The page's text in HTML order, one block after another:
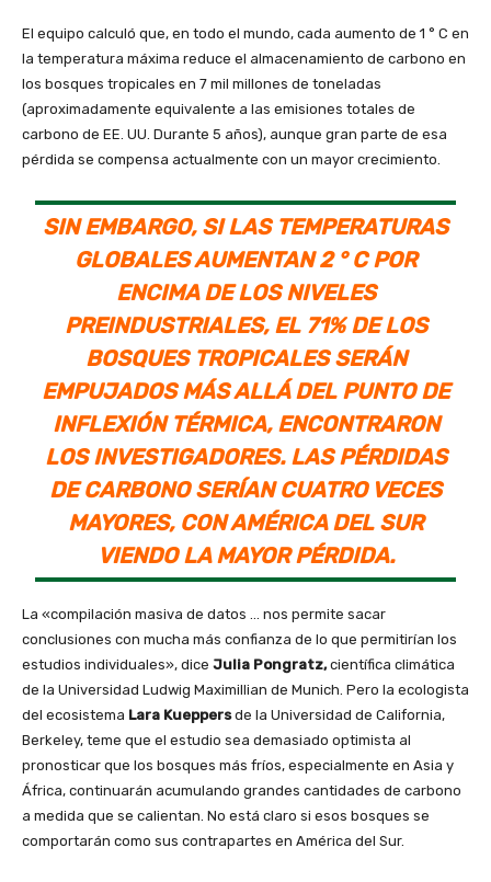
El equipo calculó que, en todo el mundo, cada aumento de 1 ° C en
la temperatura máxima reduce el almacenamiento de carbono en
los bosques tropicales en 7 mil millones de toneladas
(aproximadamente equivalente a las emisiones totales de
carbono de EE. UU. Durante 5 años), aunque gran parte de esa
pérdida se compensa actualmente con un mayor crecimiento.
SIN EMBARGO, SI LAS TEMPERATURAS
GLOBALES AUMENTAN 2 ° C POR
ENCIMA DE LOS NIVELES
PREINDUSTRIALES, EL 71% DE LOS
BOSQUES TROPICALES SERÁN
EMPUJADOS MÁS ALLÁ DEL PUNTO DE
INFLEXIÓN TÉRMICA, ENCONTRARON
LOS INVESTIGADORES. LAS PÉRDIDAS
DE CARBONO SERÍAN CUATRO VECES
MAYORES, CON AMÉRICA DEL SUR
VIENDO LA MAYOR PÉRDIDA.
La «compilación masiva de datos … nos permite sacar
conclusiones con mucha más confianza de lo que permitirían los
estudios individuales», dice Julia Pongratz,científica climática
de la Universidad Ludwig Maximillian de Munich. Pero la ecologista
del ecosistema Lara Kueppersde la Universidad de California,
Berkeley, teme que el estudio sea demasiado optimista al
pronosticar que los bosques más fríos, especialmente en Asia y
África, continuarán acumulando grandes cantidades de carbono
a medida que se calientan. No está claro si esos bosques se
comportarán como sus contrapartes en América del Sur.